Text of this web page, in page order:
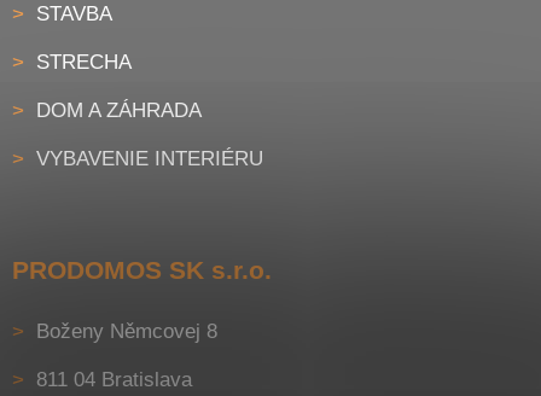
STAVBA
STRECHA
DOM A ZÁHRADA
VYBAVENIE INTERIÉRU
PRODOMOS SK s.r.o.
Boženy Němcovej 8
811 04 Bratislava